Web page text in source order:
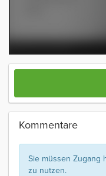
Kommentare
Sie müssen Zugang
zu nutzen.